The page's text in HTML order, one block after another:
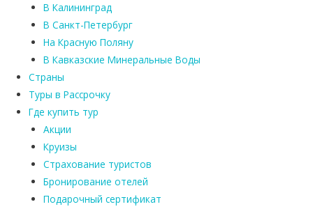
В Калининград
В Санкт-Петербург
На Красную Поляну
В Кавказские Минеральные Воды
Страны
Туры в Рассрочку
Где купить тур
Акции
Круизы
Страхование туристов
Бронирование отелей
Подарочный сертификат